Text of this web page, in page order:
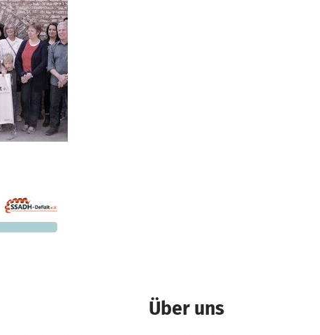
3.370 €
fehlen noch
Über uns